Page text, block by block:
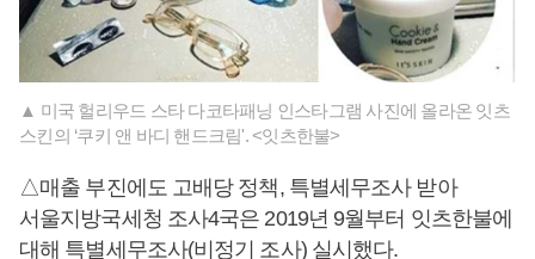
▲ 미국 헐리우드 스타 다코타패닝 인스타그램 사진에 올라온 잇츠
스킨의 ‘쿠키 앤 바디 핸드크림'. <잇츠한불>
△매출 부진에도 고배당 정책, 특별세무조사 받아
서울지방국세청 조사4국은 2019년 9월부터 잇츠한불에
대해 특별세무조사(비정기 조사) 실시했다.